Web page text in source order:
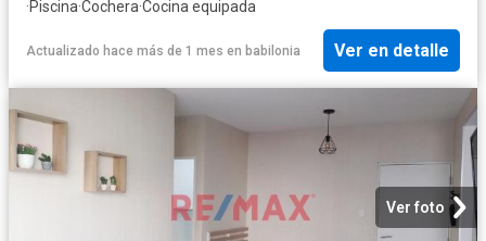
·Piscina·Cochera·Cocina equipada
Actualizado hace más de 1 mes en babilonia Ver en detalle
Ver foto